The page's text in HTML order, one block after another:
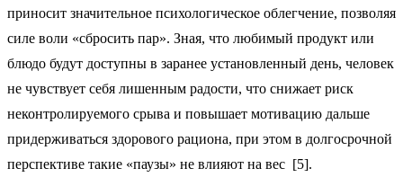
приносит значительное психологическое облегчение, позволяя
силе воли «сбросить пар». Зная, что любимый продукт или
блюдо будут доступны в заранее установленный день, человек
не чувствует себя лишенным радости, что снижает риск
неконтролируемого срыва и повышает мотивацию дальше
придерживаться здорового рациона, при этом в долгосрочной
перспективе такие «паузы» не влияют на вес [5].